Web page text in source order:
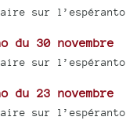
sur l’espéranto
du 30 novembre
sur l’espéranto
du 23 novembre
sur l’espéranto